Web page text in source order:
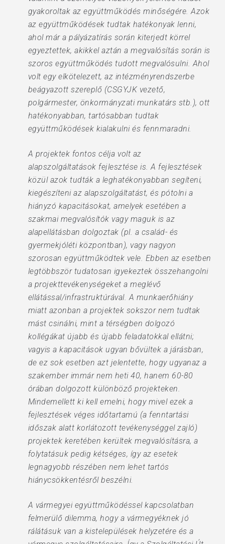
gyakoroltak az együttműködés minőségére. Azok
az együttműködések tudtak hatékonyak lenni,
ahol már a pályázatírás során kiterjedt körrel
egyeztettek, akikkel aztán a megvalósítás során is
szoros együttműködés tudott megvalósulni. Ahol
volt egy elkötelezett, az intézményrendszerbe
beágyazott szereplő (CSGYJK vezető,
polgármester, önkormányzati munkatárs stb.), ott
hatékonyabban, tartósabban tudtak
együttműködések kialakulni és fennmaradni.
A projektek fontos célja volt az
alapszolgáltatások fejlesztése is. A fejlesztések
közül azok tudták a leghatékonyabban segíteni,
kiegészíteni az alapszolgáltatást, és pótolni a
hiányzó kapacitásokat, amelyek esetében a
szakmai megvalósítók vagy maguk is az
alapellátásban dolgoztak (pl. a család- és
gyermekjóléti központban), vagy nagyon
szorosan együttműködtek vele. Ebben az esetben
legtöbbször tudatosan igyekeztek összehangolni
a projekttevékenységeket a meglévő
ellátással/infrastruktúrával. A munkaerőhiány
miatt azonban a projektek sokszor nem tudtak
mást csinálni, mint a térségben dolgozó
kollégákat újabb és újabb feladatokkal ellátni;
vagyis a kapacitások ugyan bővültek a járásban,
de ez sok esetben azt jelentette, hogy ugyanaz a
szakember immár nem heti 40, hanem 60-80
órában dolgozott különböző projekteken.
Mindemellett ki kell emelni, hogy mivel ezek a
fejlesztések véges időtartamú (a fenntartási
időszak alatt korlátozott tevékenységgel zajló)
projektek keretében kerültek megvalósításra, a
folytatásuk pedig kétséges, így az esetek
legnagyobb részében nem lehet tartós
hiánycsökkentésről beszélni.
A vármegyei együttműködéssel kapcsolatban
felmerülő dilemma, hogy a vármegyéknek jó
rálátásuk van a kistelepülések helyzetére és a